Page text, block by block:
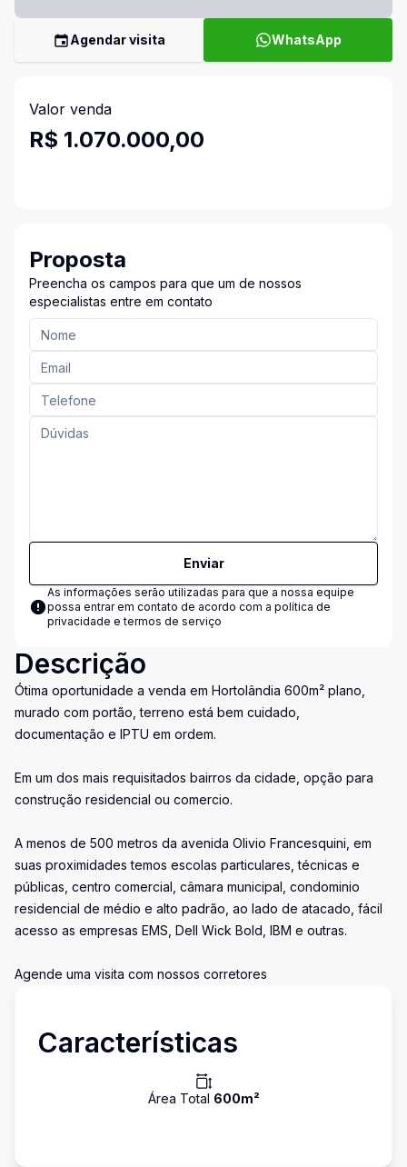
Agendar visita WhatsApp
Valor venda
R$ 1.070.000,00
Proposta
Preencha os campos para que um de nossos
especialistas entre em contato
Enviar
As informações serão utilizadas para que a nossa equipe
possa entrar em contato de acordo com a política de
privacidade e termos de serviço
Descrição
Ótima oportunidade a venda em Hortolândia 600m² plano,
murado com portão, terreno está bem cuidado,
documentação e IPTU em ordem.
Em um dos mais requisitados bairros da cidade, opção para
construção residencial ou comercio.
A menos de 500 metros da avenida Olivio Francesquini, em
suas proximidades temos escolas particulares, técnicas e
públicas, centro comercial, câmara municipal, condominio
residencial de médio e alto padrão, ao lado de atacado, fácil
acesso as empresas EMS, Dell Wick Bold, IBM e outras.
Agende uma visita com nossos corretores
Características
Área Total 600m²